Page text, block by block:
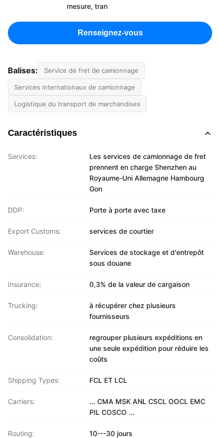
mesure, tran
Renseignez-vous
Balises: Service de fret de camionnage
Services internationaux de camionnage
Logistique du transport de marchandises
Caractéristiques
Services:
Les services de camionnage de fret
prennent en charge Shenzhen au
Royaume-Uni Allemagne Hambourg
Gon
DDP: Porte à porte avec taxe
Export Customs: services de courtier
Warehouse:
Services de stockage et d'entrepôt
sous douane
Insurance: 0,3% de la valeur de cargaison
Trucking:
à récupérer chez plusieurs
fournisseurs
Consolidation:
regrouper plusieurs expéditions en
une seule expédition pour réduire les
coûts
Shipping Types: FCL ET LCL
Carriers:
... CMA MSK ANL CSCL OOCL EMC
PIL COSCO ...
Routing: 10---30 jours